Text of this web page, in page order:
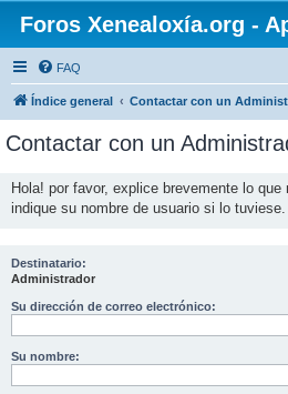
Foros Xenealoxía.org -
FAQ
Índice general Contactar con un
Contactar con un
Hola! por favor, explice brevemente lo
indique su nombre de usuario si lo
Destinatario:
Administrador
Su dirección de correo electrónico:
Su nombre: